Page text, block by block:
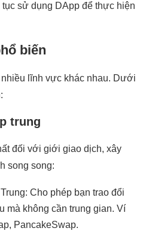
sử dụng DApp để thực hiện
biến
lĩnh vực khác nhau. Dưới
trung
đối với giới giao dịch, xây
song song:
Cho phép bạn trao đổi
mà không cần trung gian. Ví
PancakeSwap.